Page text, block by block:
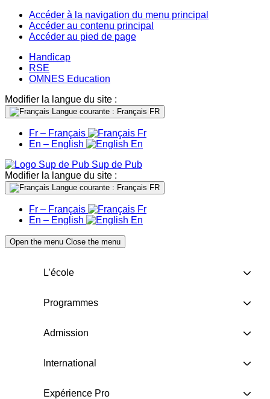
Accéder à la navigation du menu principal
Accéder au contenu principal
Accéder au pied de page
Handicap
RSE
OMNES Education
Modifier la langue du site :
Langue courante : Français FR
Fr – Français
Fr
En – English
En
Sup de Pub
Modifier la langue du site :
Langue courante : Français FR
Fr – Français
Fr
En – English
En
Open the menu Close the menu
L’école
Programmes
Admission
International
Expérience Pro